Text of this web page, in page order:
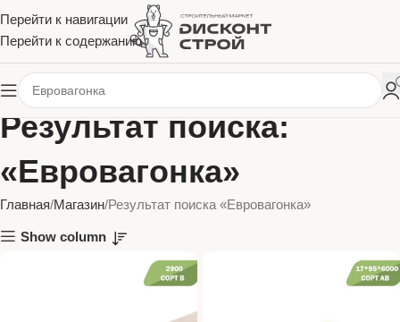
Перейти к навигации
Перейти к содержанию
Результат поиска:
«Евровагонка»
Главная Магазин Результат поиска «Евровагонка»
Show column